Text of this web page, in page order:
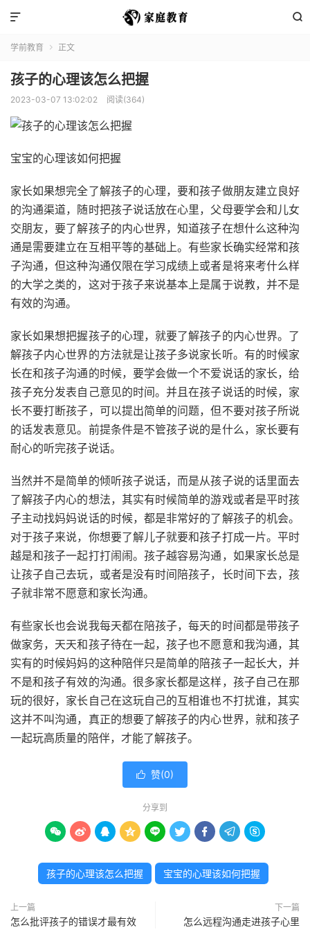


学前教育  正文
孩子的心理该怎么把握
2023-03-07 13:02:02 阅读(364)
宝宝的心理该如何把握
家长如果想完全了解孩子的心理，要和孩子做朋友建立良好
的沟通渠道，随时把孩子说话放在心里，父母要学会和儿女
交朋友，要了解孩子的内心世界，知道孩子在想什么这种沟
通是需要建立在互相平等的基础上。有些家长确实经常和孩
子沟通，但这种沟通仅限在学习成绩上或者是将来考什么样
的大学之类的，这对于孩子来说基本上是属于说教，并不是
有效的沟通。
家长如果想把握孩子的心理，就要了解孩子的内心世界。了
解孩子内心世界的方法就是让孩子多说家长听。有的时候家
长在和孩子沟通的时候，要学会做一个不爱说话的家长，给
孩子充分发表自己意见的时间。并且在孩子说话的时候，家
长不要打断孩子，可以提出简单的问题，但不要对孩子所说
的话发表意见。前提条件是不管孩子说的是什么，家长要有
耐心的听完孩子说话。
当然并不是简单的倾听孩子说话，而是从孩子说的话里面去
了解孩子内心的想法，其实有时候简单的游戏或者是平时孩
子主动找妈妈说话的时候，都是非常好的了解孩子的机会。
对于孩子来说，你想要了解儿子就要和孩子打成一片。平时
越是和孩子一起打打闹闹。孩子越容易沟通，如果家长总是
让孩子自己去玩，或者是没有时间陪孩子，长时间下去，孩
子就非常不愿意和家长沟通。
有些家长也会说我每天都在陪孩子，每天的时间都是带孩子
做家务，天天和孩子待在一起，孩子也不愿意和我沟通，其
实有的时候妈妈的这种陪伴只是简单的陪孩子一起长大，并
不是和孩子有效的沟通。很多家长都是这样，孩子自己在那
玩的很好，家长自己在这玩自己的互相谁也不打扰谁，其实
这并不叫沟通，真正的想要了解孩子的内心世界，就和孩子
一起玩高质量的陪伴，才能了解孩子。
 赞(0)
分享到
        
孩子的心理该怎么把握 宝宝的心理该如何把握
上一篇
怎么批评孩子的错误才最有效
下一篇
怎么远程沟通走进孩子心里